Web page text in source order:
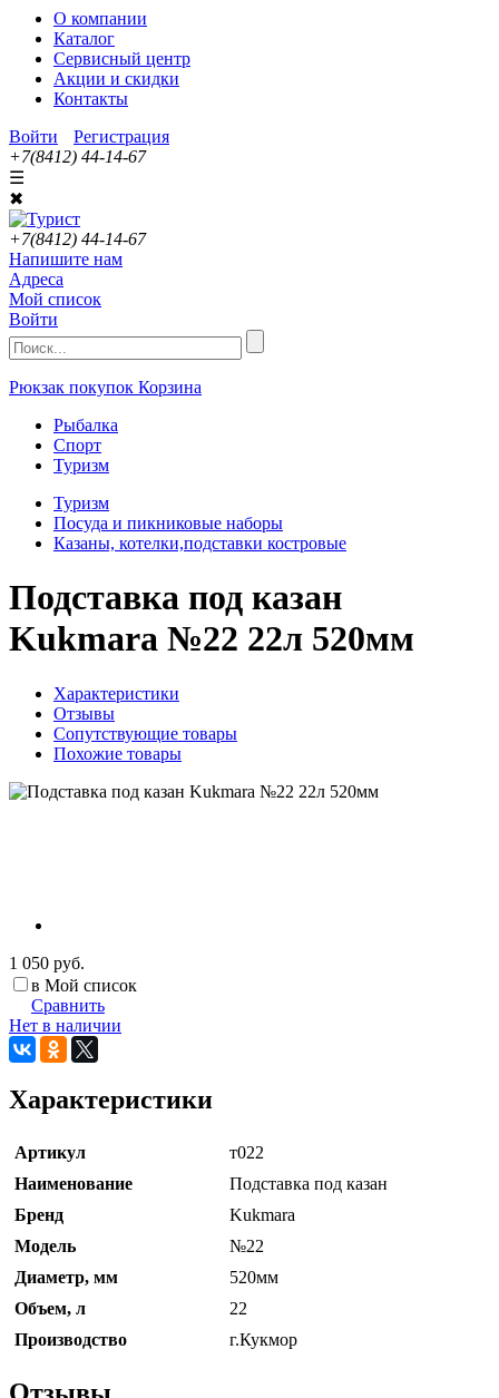
О компании
Каталог
Сервисный центр
Акции и скидки
Контакты
Войти
Регистрация
+7(8412) 44-14-67
☰
✖
+7(8412) 44-14-67
Напишите нам
Адреса
Мой список
Войти
Рюкзак покупок Корзина
Рыбалка
Спорт
Туризм
Туризм
Посуда и пикниковые наборы
Казаны, котелки,подставки костровые
Подставка под казан
Kukmara №22 22л 520мм
Характеристики
Отзывы
Сопутствующие товары
Похожие товары
1 050 руб.
в Мой список
Сравнить
Нет в наличии
Характеристики
Артикул
т022
Наименование
Подставка под казан
Бренд
Kukmara
Модель
№22
Диаметр, мм
520мм
Объем, л
22
Производство
г.Кукмор